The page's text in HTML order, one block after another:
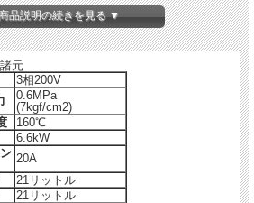
するため、水の飛び散りがなく、短時間で乾燥で
め、排気もなく、臭いや煙が出ません。
充ができます。
ド・ポリエチレンボディ。
品説明の続きを見る ▼
元
3相200V
0.6MPa
(7kgf/cm2)
160℃
6.6kW
20A
21リットル
21リットル